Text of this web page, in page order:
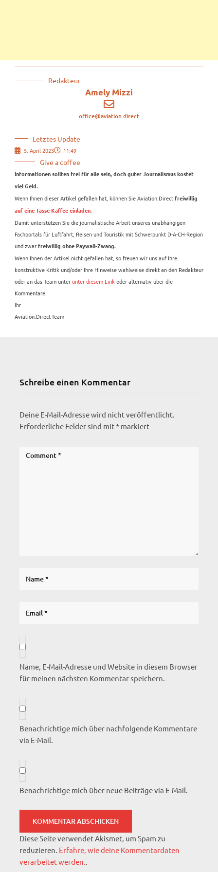
Redakteur
Amely Mizzi
office@aviation.direct
Letztes Update
5. April 2023 11:49
Give a coffee
Informationen sollten frei für alle sein, doch guter Journalismus kostet
viel Geld.
Wenn Ihnen dieser Artikel gefallen hat, können Sie Aviation.Direct freiwillig
auf eine Tasse Kaffee einladen
Damit unterstützen Sie die journalistische Arbeit unseres unabhängigen
Fachportals für Luftfahrt, Reisen und Touristik mit Schwerpunkt D-A-CH-Region
und zwar freiwillig ohne Paywall-Zwang.
Wenn Ihnen der Artikel nicht gefallen hat, so freuen wir uns auf Ihre
konstruktive Kritik und/oder Ihre Hinweise wahlweise direkt an den Redakteur
oder an das Team unterunter diesem Link oder alternativ über die
Kommentare.
Ihr
Aviation.Direct-Team
Schreibe einen Kommentar
Deine E-Mail-Adresse wird nicht veröffentlicht.
Erforderliche Felder sind mit* markiert
Name, E-Mail-Adresse und Website in diesem Browser
für meinen nächsten Kommentar speichern.
Benachrichtige mich über nachfolgende Kommentare
via E-Mail.
Benachrichtige mich über neue Beiträge via E-Mail.
Diese Seite verwendet Akismet, um Spam zu
reduzieren. Erfahre, wie deine Kommentardaten
verarbeitet werden..